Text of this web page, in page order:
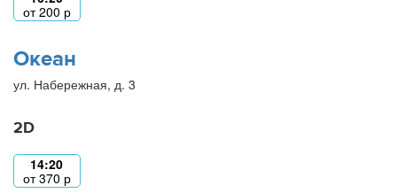
от200 р
Океан
ул. Набережная, д. 3
2D
14:20
от370 р